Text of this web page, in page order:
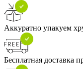
Аккуратно упакуем
Бесплатная доставка